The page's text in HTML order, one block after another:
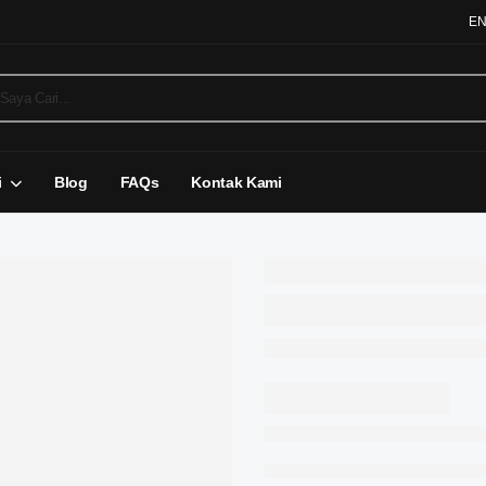
Blog FAQs Kontak Kami